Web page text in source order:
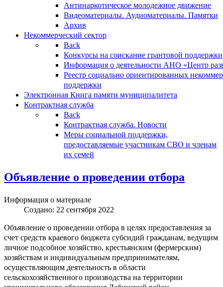
Антинаркотическое молодежное движение
Видеоматериалы. Аудиоматериалы. Памятки
Архив
Некоммерческий сектор
Back
Конкурсы на соискание грантовой поддержки
Информация о деятельности АНО «Центр
Реестр социально ориентированных
поддержки
Электронная Книга памяти муниципалитета
Контрактная служба
Back
Контрактная служба. Новости
Меры социальной поддержки,
предоставляемые участникам СВО и членам
их семей
Объявление о проведении отбора
Информация о материале
Создано: 22 сентября 2022
Объявление о проведении отбора в целях предоставления за
счет средств краевого бюджета субсидий гражданам, ведущим
личное подсобное хозяйство, крестьянским (фермерским)
хозяйствам и индивидуальным предпринимателям,
осуществляющим деятельность в области
сельскохозяйственного производства на территории